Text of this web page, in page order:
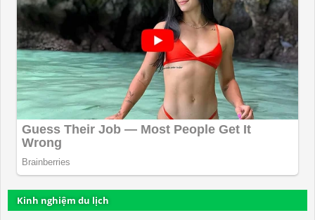
Kinh nghiệm du lịch